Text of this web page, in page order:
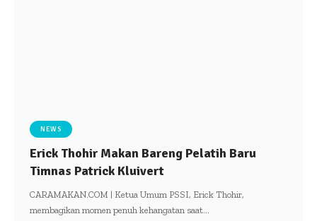
NEWS
Erick Thohir Makan Bareng Pelatih Baru
Timnas Patrick Kluivert
CARAMAKAN.COM | Ketua Umum PSSI, Erick Thohir,
membagikan momen penuh kehangatan saat…